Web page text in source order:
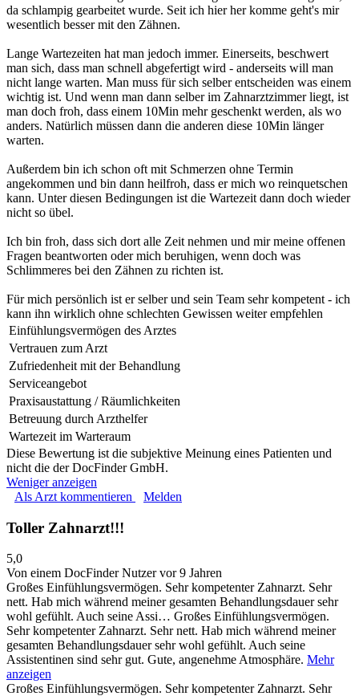
da schlampig gearbeitet wurde. Seit ich hier her komme geht's mir
wesentlich besser mit den Zähnen.
Lange Wartezeiten hat man jedoch immer. Einerseits, beschwert
man sich, dass man schnell abgefertigt wird - anderseits will man
nicht lange warten. Man muss für sich selber entscheiden was einem
wichtig ist. Und wenn man dann selber im Zahnarztzimmer liegt, ist
man doch froh, dass einem 10Min mehr geschenkt werden, als wo
anders. Natürlich müssen dann die anderen diese 10Min länger
warten.
Außerdem bin ich schon oft mit Schmerzen ohne Termin
angekommen und bin dann heilfroh, dass er mich wo reinquetschen
kann. Unter diesen Bedingungen ist die Wartezeit dann doch wieder
nicht so übel.
Ich bin froh, dass sich dort alle Zeit nehmen und mir meine offenen
Fragen beantworten oder mich beruhigen, wenn doch was
Schlimmeres bei den Zähnen zu richten ist.
Für mich persönlich ist er selber und sein Team sehr kompetent - ich
kann ihn wirklich ohne schlechten Gewissen weiter empfehlen
Einfühlungsvermögen des Arztes
Vertrauen zum Arzt
Zufriedenheit mit der Behandlung
Serviceangebot
Praxisaustattung / Räumlichkeiten
Betreuung durch Arzthelfer
Wartezeit im Warteraum
Diese Bewertung ist die subjektive Meinung eines Patienten und
nicht die der DocFinder GmbH.
Weniger anzeigen
Als Arzt kommentieren
Melden
Toller Zahnarzt!!!
5,0
Von einem DocFinder Nutzervor 9 Jahren
Großes Einfühlungsvermögen. Sehr kompetenter Zahnarzt. Sehr
nett. Hab mich während meiner gesamten Behandlungsdauer sehr
wohl gefühlt. Auch seine Assi… Großes Einfühlungsvermögen.
Sehr kompetenter Zahnarzt. Sehr nett. Hab mich während meiner
gesamten Behandlungsdauer sehr wohl gefühlt. Auch seine
Assistentinen sind sehr gut. Gute, angenehme Atmosphäre. Mehr
anzeigen
Großes Einfühlungsvermögen. Sehr kompetenter Zahnarzt. Sehr